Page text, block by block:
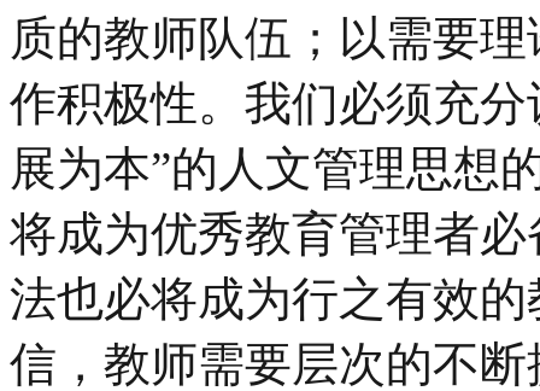
质的教师队伍；以需要
作积极性。我们必须充
展为本”的人文管理思想
将成为优秀教育管理者
法也必将成为行之有效
信，教师需要层次的不